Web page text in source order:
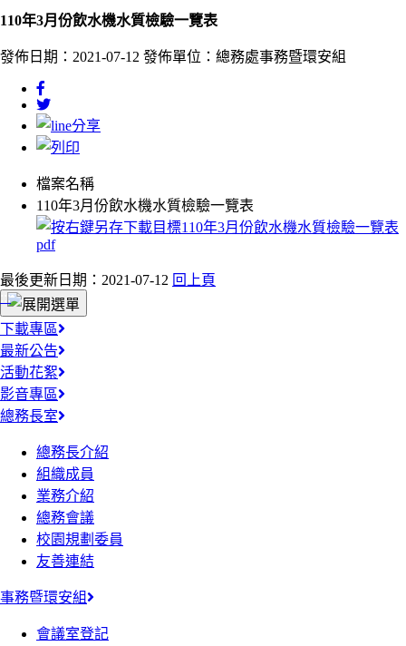
110年3月份飲水機水質檢驗一覽表
發佈日期：2021-07-12 發佈單位：總務處事務暨環安組
檔案名稱
110年3月份飲水機水質檢驗一覽表
最後更新日期：2021-07-12 回上頁
:::
下載專區
最新公告
活動花絮
影音專區
總務長室
總務長介紹
組織成員
業務介紹
總務會議
校園規劃委員
友善連結
事務暨環安組
會議室登記